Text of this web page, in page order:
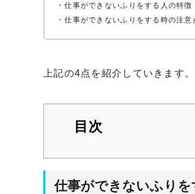
・仕事ができないふりをする人の特徴
・仕事ができないふりをする時の注意
上記の4点を紹介していきます。
目次
仕事ができないふりを